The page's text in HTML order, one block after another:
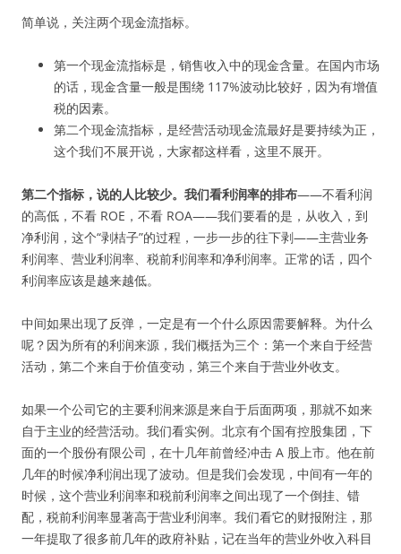
简单说，关注两个现金流指标。
第一个现金流指标是，销售收入中的现金含量。在国内市场
的话，现金含量一般是围绕 117%波动比较好，因为有增值
税的因素。
第二个现金流指标，是经营活动现金流最好是要持续为正，
这个我们不展开说，大家都这样看，这里不展开。
第二个指标，说的人比较少。我们看利润率的排布——不看利润
的高低，不看 ROE，不看 ROA——我们要看的是，从收入，到
净利润，这个“剥桔子”的过程，一步一步的往下剥——主营业务
利润率、营业利润率、税前利润率和净利润率。正常的话，四个
利润率应该是越来越低。
中间如果出现了反弹，一定是有一个什么原因需要解释。为什么
呢？因为所有的利润来源，我们概括为三个：第一个来自于经营
活动，第二个来自于价值变动，第三个来自于营业外收支。
如果一个公司它的主要利润来源是来自于后面两项，那就不如来
自于主业的经营活动。我们看实例。北京有个国有控股集团，下
面的一个股份有限公司，在十几年前曾经冲击 A 股上市。他在前
几年的时候净利润出现了波动。但是我们会发现，中间有一年的
时候，这个营业利润率和税前利润率之间出现了一个倒挂、错
配，税前利润率显著高于营业利润率。我们看它的财报附注，那
一年提取了很多前几年的政府补贴，记在当年的营业外收入科目